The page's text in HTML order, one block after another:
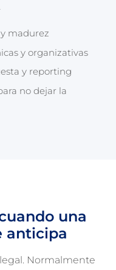
madurez
y organizativas
y reporting
no dejar la
una
anticipa
Normalmente